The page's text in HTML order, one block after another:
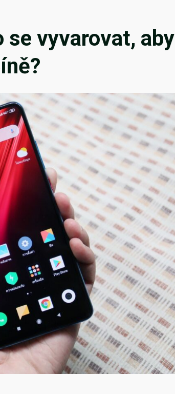
se vyvarovat, aby